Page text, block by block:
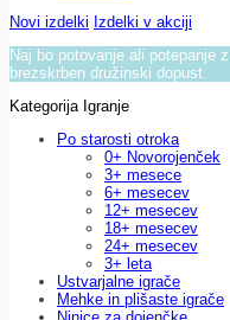
Novi izdelki Izdelki v akciji
Naj bo potovanje ali potepanje
brezskrben družinski dopust.
Kategorija Igranje
Po starosti otroka
0+ Novorojenček
3+ mesece
6+ mesecev
12+ mesecev
18+ mesecev
24+ mesecev
3+ leta
Ustvarjalne igrače
Mehke in plišaste igrače